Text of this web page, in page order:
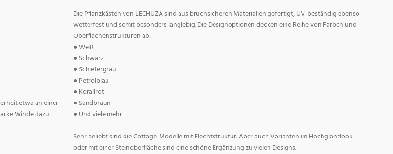
etwa an einer
Winde dazu
Die Pflanzkästen von LECHUZA sind aus bruchsicheren Materialien gefertigt, UV-beständig ebenso
wetterfest und somit besonders langlebig. Die Designoptionen decken eine Reihe von Farben und
Oberflächenstrukturen ab:
● Weiß
● Schwarz
● Schiefergrau
● Petrolblau
● Korallrot
● Sandbraun
● Und viele mehr
Sehr beliebt sind die Cottage-Modelle mit Flechtstruktur. Aber auch Varianten im Hochglanzlook
oder mit einer Steinoberfläche sind eine schöne Ergänzung zu vielen Designs.